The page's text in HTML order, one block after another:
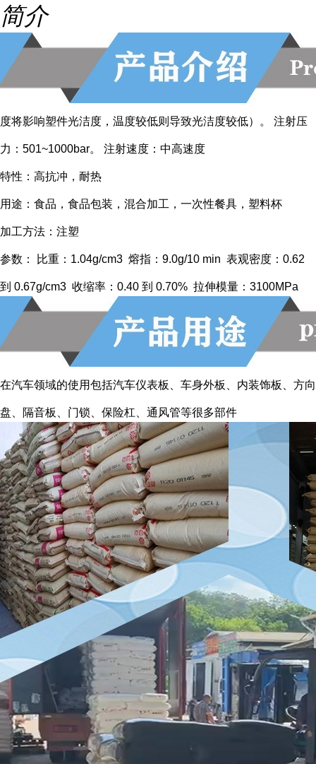
简介
度将影响塑件光洁度，温度较低则导致光洁度较低）。 注射压
力：501~1000bar。 注射速度：中高速度
特性：高抗冲，耐热
用途：食品，食品包装，混合加工，一次性餐具，塑料杯
加工方法：注塑
参数： 比重：1.04g/cm3 熔指：9.0g/10 min 表观密度：0.62
到 0.67g/cm3 收缩率：0.40 到 0.70% 拉伸模量：3100MPa
在汽车领域的使用包括汽车仪表板、车身外板、内装饰板、方向
盘、隔音板、门锁、保险杠、通风管等很多部件